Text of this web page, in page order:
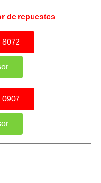
de repuestos
8072
0907